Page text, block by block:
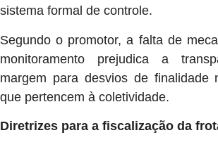
sistema formal de controle.
Segundo o promotor, a falta de
monitoramento prejudica a
margem para desvios de finalidade
que pertencem à coletividade.
Diretrizes para a fiscalização da